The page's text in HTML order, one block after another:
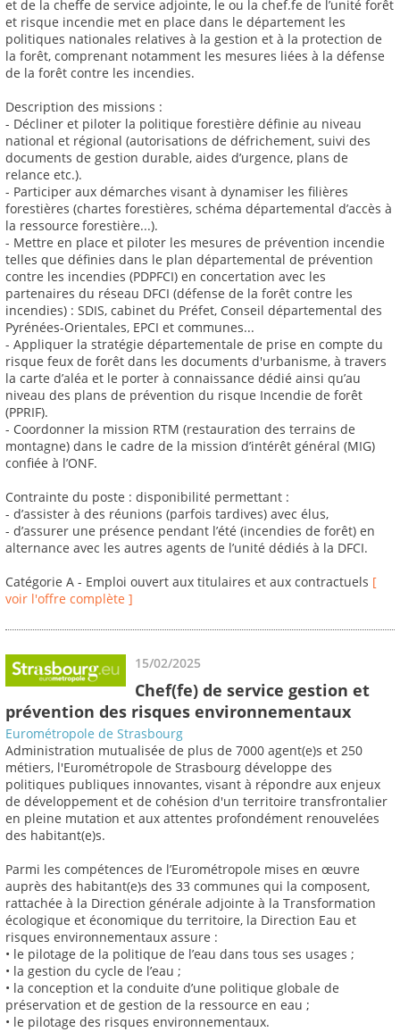
et de la cheffe de service adjointe, le ou la chef.fe de l’unité forêt
et risque incendie met en place dans le département les
politiques nationales relatives à la gestion et à la protection de
la forêt, comprenant notamment les mesures liées à la défense
de la forêt contre les incendies.
Description des missions :
- Décliner et piloter la politique forestière définie au niveau
national et régional (autorisations de défrichement, suivi des
documents de gestion durable, aides d’urgence, plans de
relance etc.).
- Participer aux démarches visant à dynamiser les filières
forestières (chartes forestières, schéma départemental d’accès à
la ressource forestière...).
- Mettre en place et piloter les mesures de prévention incendie
telles que définies dans le plan départemental de prévention
contre les incendies (PDPFCI) en concertation avec les
partenaires du réseau DFCI (défense de la forêt contre les
incendies) : SDIS, cabinet du Préfet, Conseil départemental des
Pyrénées-Orientales, EPCI et communes...
- Appliquer la stratégie départementale de prise en compte du
risque feux de forêt dans les documents d'urbanisme, à travers
la carte d’aléa et le porter à connaissance dédié ainsi qu’au
niveau des plans de prévention du risque Incendie de forêt
(PPRIF).
- Coordonner la mission RTM (restauration des terrains de
montagne) dans le cadre de la mission d’intérêt général (MIG)
confiée à l’ONF.
Contrainte du poste : disponibilité permettant :
- d’assister à des réunions (parfois tardives) avec élus,
- d’assurer une présence pendant l’été (incendies de forêt) en
alternance avec les autres agents de l’unité dédiés à la DFCI.
Catégorie A - Emploi ouvert aux titulaires et aux contractuels [
voir l'offre complète ]
15/02/2025
Chef(fe) de service gestion et
prévention des risques environnementaux
Eurométropole de Strasbourg
Administration mutualisée de plus de 7000 agent(e)s et 250
métiers, l'Eurométropole de Strasbourg développe des
politiques publiques innovantes, visant à répondre aux enjeux
de développement et de cohésion d'un territoire transfrontalier
en pleine mutation et aux attentes profondément renouvelées
des habitant(e)s.
Parmi les compétences de l’Eurométropole mises en œuvre
auprès des habitant(e)s des 33 communes qui la composent,
rattachée à la Direction générale adjointe à la Transformation
écologique et économique du territoire, la Direction Eau et
risques environnementaux assure :
• le pilotage de la politique de l’eau dans tous ses usages ;
• la gestion du cycle de l’eau ;
• la conception et la conduite d’une politique globale de
préservation et de gestion de la ressource en eau ;
• le pilotage des risques environnementaux.